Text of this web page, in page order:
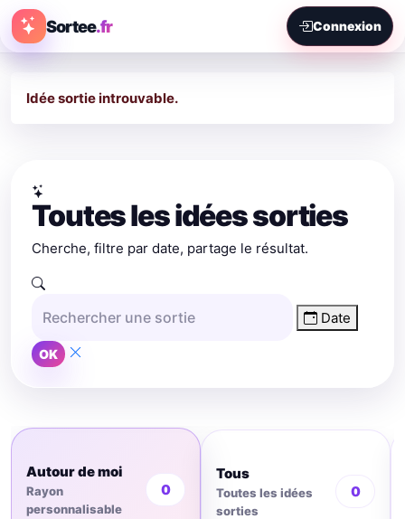
Sortee.fr Connexion
Idée sortie introuvable.
Toutes les idées sorties
Cherche, filtre par date, partage le résultat.
Date
OK
Autour de moi
Rayon
personnalisable
0
Tous
Toutes les idées
sorties
0